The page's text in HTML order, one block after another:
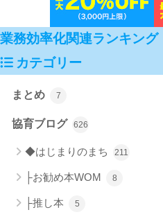
業務効率化関連ランキング
カテゴリー
まとめ 7
協育ブログ 626
◆はじまりのまち 211
├お勧め本WOM 8
├推し本 5